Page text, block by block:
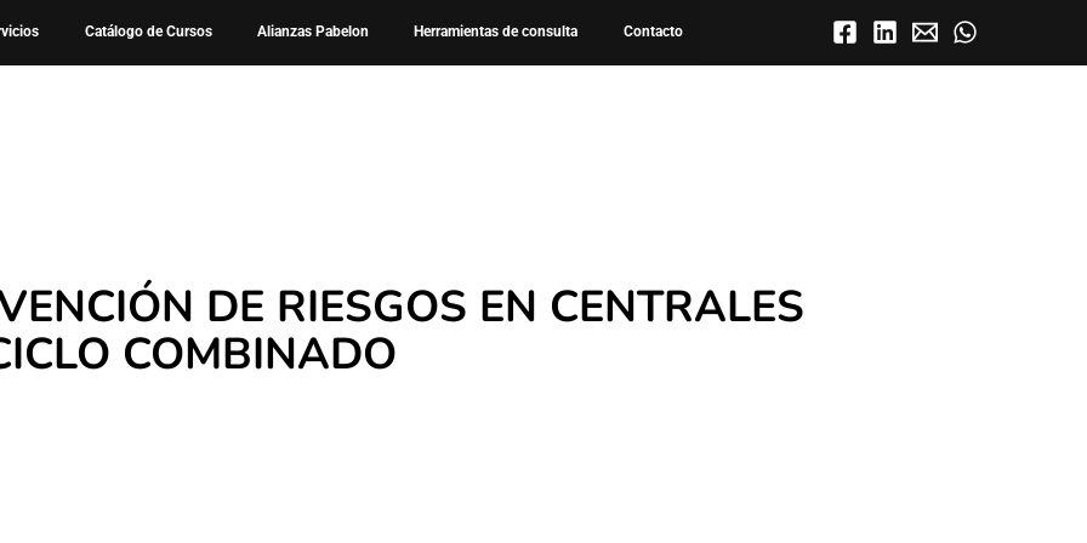
Catálogo de Cursos Alianzas Pabelon Herramientas de consulta Contacto
Curso – Prevencion de Riesgos en Centrales de Ciclo Combinado
DE RIESGOS EN CENTRALES
COMBINADO